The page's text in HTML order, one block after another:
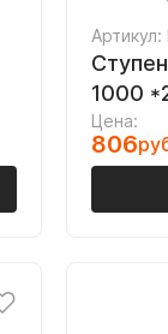
Артикул:
1000
Цена:
806